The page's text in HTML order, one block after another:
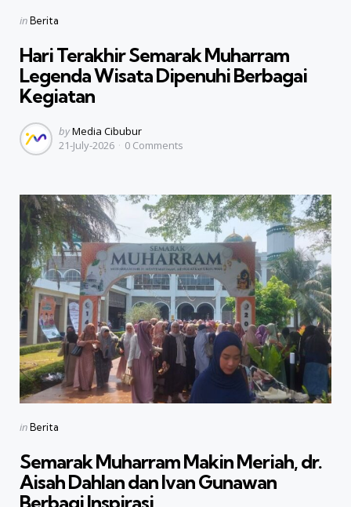
Categories
Posted
inBerita
Hari Terakhir Semarak Muharram
Legenda Wisata Dipenuhi Berbagai
Kegiatan
Posted
by
byMedia Cibubur
21-July-2026
0 Comments
Categories
Posted
inBerita
Semarak Muharram Makin Meriah, dr.
Aisah Dahlan dan Ivan Gunawan